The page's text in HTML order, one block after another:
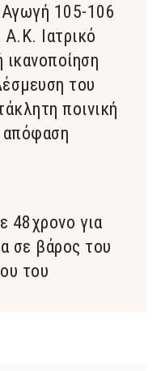
105-106
Ιατρικό
του
ποινική
απόφαση
48χρονο για
σε βάρος του
του